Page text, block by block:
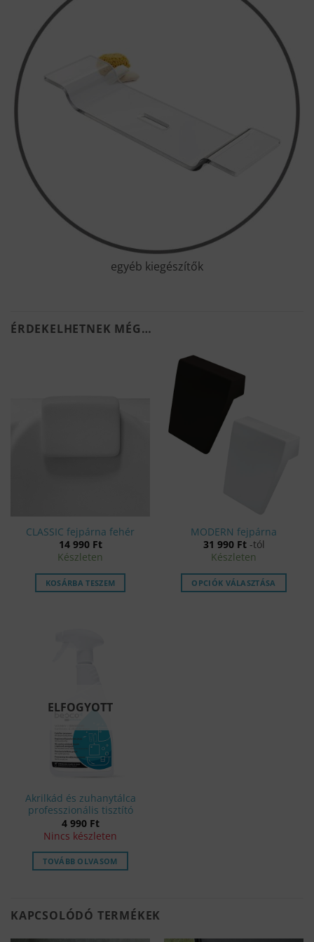
egyéb kiegészítők
ÉRDEKELHETNEK MÉG…
CLASSIC fejpárna fehér
14 990 Ft
Készleten
KOSÁRBA TESZEM
MODERN fejpárna
31 990 Ft-tól
Készleten
OPCIÓK VÁLASZTÁSA
ELFOGYOTT
Akrilkád és zuhanytálca
professzionális tisztító
4 990 Ft
Nincs készleten
TOVÁBB OLVASOM
KAPCSOLÓDÓ TERMÉKEK